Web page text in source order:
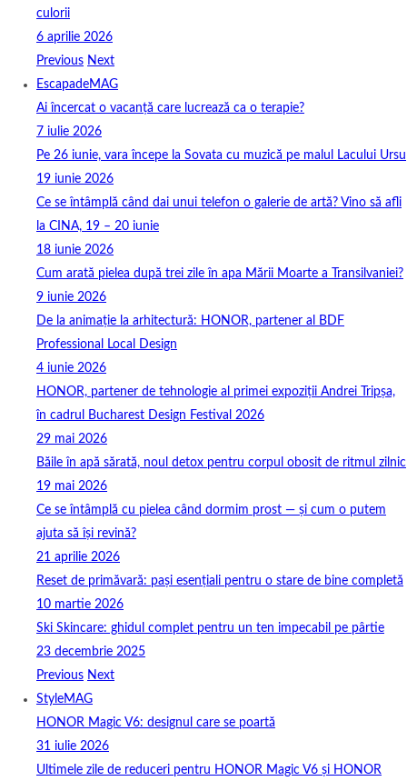
culorii
6 aprilie 2026
Previous Next
EscapadeMAG
Ai încercat o vacanță care lucrează ca o terapie?
7 iulie 2026
Pe 26 iunie, vara începe la Sovata cu muzică pe malul Lacului Ursu
19 iunie 2026
Ce se întâmplă când dai unui telefon o galerie de artă? Vino să afli
la CINA, 19 – 20 iunie
18 iunie 2026
Cum arată pielea după trei zile în apa Mării Moarte a Transilvaniei?
9 iunie 2026
De la animație la arhitectură: HONOR, partener al BDF
Professional Local Design
4 iunie 2026
HONOR, partener de tehnologie al primei expoziții Andrei Tripșa,
în cadrul Bucharest Design Festival 2026
29 mai 2026
Băile în apă sărată, noul detox pentru corpul obosit de ritmul zilnic
19 mai 2026
Ce se întâmplă cu pielea când dormim prost — și cum o putem
ajuta să își revină?
21 aprilie 2026
Reset de primăvară: pași esențiali pentru o stare de bine completă
10 martie 2026
Ski Skincare: ghidul complet pentru un ten impecabil pe pârtie
23 decembrie 2025
Previous Next
StyleMAG
HONOR Magic V6: designul care se poartă
31 iulie 2026
Ultimele zile de reduceri pentru HONOR Magic V6 și HONOR